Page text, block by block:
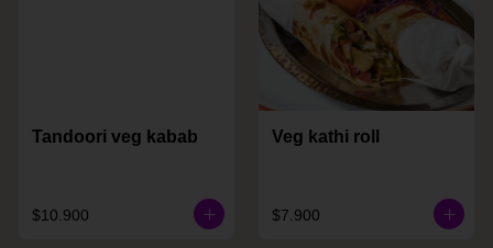
Tandoori veg kabab
$10.900
Veg kathi roll
$7.900